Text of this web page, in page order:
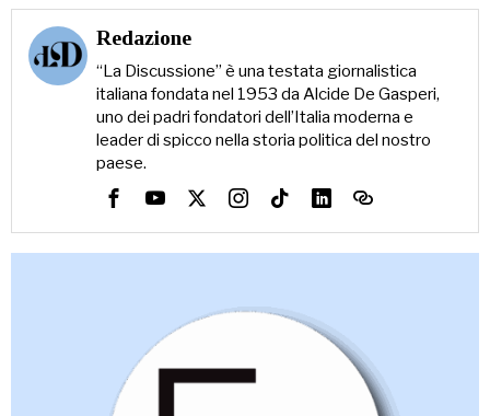
Redazione
“La Discussione” è una testata giornalistica
italiana fondata nel 1953 da Alcide De Gasperi,
uno dei padri fondatori dell’Italia moderna e
leader di spicco nella storia politica del nostro
paese.